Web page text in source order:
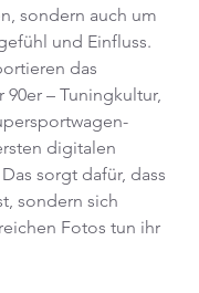
sondern auch um
und Einfluss.
das
– Tuningkultur,
digitalen
sorgt dafür, dass
sondern sich
Fotos tun ihr